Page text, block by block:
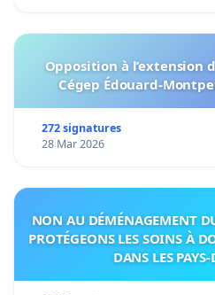
Opposition à l’extension
Cégep Édouard-
272 signatures
28 Mar 2026
NON AU DÉMÉNAGEMENT
PROTÉGEONS LES SOINS À
DANS LES